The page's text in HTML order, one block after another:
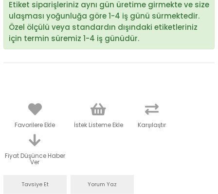
Etiket siparişleriniz aynı gün üretime girmekte ve size
ulaşması yoğunluğa göre 1-4 iş günü sürmektedir.
Özel ölçülü veya standardın dışındaki etiketleriniz
için termin süremiz 1-4 iş günüdür.
Favorilere Ekle İstek Listeme Ekle Karşılaştır
Fiyat Düşünce Haber
Ver
Tavsiye Et Yorum Yaz